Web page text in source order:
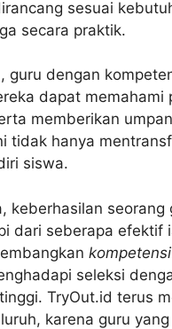
sesuai
secara praktik.
guru dengan
dapat
memberikan
tidak hanya
siswa.
keberhasilan
dari seberapa efektif
seleksi
TryOut.id terus
karena guru